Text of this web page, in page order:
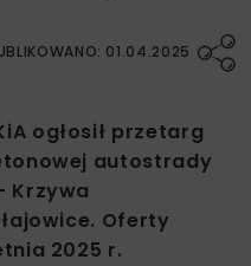
01.04.2025
ogłosił przetarg
autostrady
Krzywa
Oferty
2025 r.